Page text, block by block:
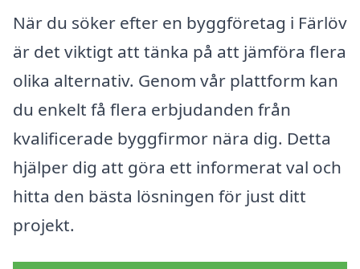
När du söker efter en byggföretag i Färlöv
är det viktigt att tänka på att jämföra flera
olika alternativ. Genom vår plattform kan
du enkelt få flera erbjudanden från
kvalificerade byggfirmor nära dig. Detta
hjälper dig att göra ett informerat val och
hitta den bästa lösningen för just ditt
projekt.